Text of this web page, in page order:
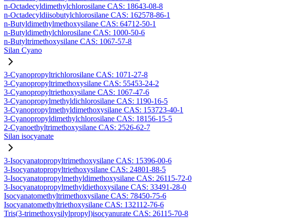
n-Octadecyldimethylchlorosilane CAS: 18643-08-8
n-Octadecyldiisobutylchlorosilane CAS: 162578-86-1
n-Butyldimethylmethoxysilane CAS: 64712-50-1
n-Butyldimethylchlorosilane CAS: 1000-50-6
n-Butyltrimethoxysilane CAS: 1067-57-8
Silan Cyano
3-Cyanopropyltrichlorosilane CAS: 1071-27-8
3-Cyanopropyltrimethoxysilane CAS: 55453-24-2
3-Cyanopropyltriethoxysilane CAS: 1067-47-6
3-Cyanopropylmethyldichlorosilane CAS: 1190-16-5
3-Cyanopropylmethyldimethoxysilane CAS: 153723-40-1
3-Cyanopropyldimethylchlorosilane CAS: 18156-15-5
2-Cyanoethyltrimethoxysilane CAS: 2526-62-7
Silan isocyanate
3-Isocyanatopropyltrimethoxysilane CAS: 15396-00-6
3-Isocyanatopropyltriethoxysilane CAS: 24801-88-5
3-Isocyanatopropylmethyldimethoxysilane CAS: 26115-72-0
3-Isocyanatopropylmethyldiethoxysilane CAS: 33491-28-0
Isocyanatomethyltrimethoxysilane CAS: 78450-75-6
Isocyanatomethyltriethoxysilane CAS: 132112-76-6
Tris(3-trimethoxysilylpropyl)isocyanurate CAS: 26115-70-8